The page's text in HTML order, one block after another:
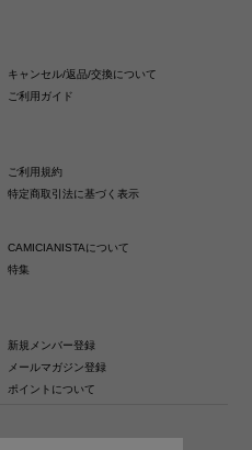
キャンセル/返品/交換について
ご利用ガイド
ご利用規約
特定商取引法に基づく表示
CAMICIANISTAについて
特集
新規メンバー登録
メールマガジン登録
ポイントについて